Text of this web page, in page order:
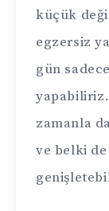
küçük
egzersiz
gün
yapabiliriz.
zamanla
ve belki de